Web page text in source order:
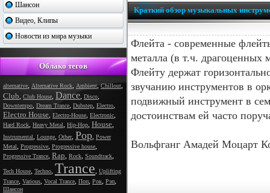
Шансон
Видео, Клипы
Новости из мира музыки
Облако тегов
alternative, Alternative Rock, Ambient, Chillout,
Club, Club House, Dance, Disco,
Downtempo, Dream Trance, Dubstep, Electro,
Electro House, Electro-House, Electronic,
Hard Rock, Heavy Metal, Hip-Hop, House,
Instrumental, Lounge, Other, Pop, Power
Metal, Progressive, Progressive house,
Progressive Trance, Rap, Rock, Soundtrack,
Tech House, Techno, Trance, Uplifting
Trance, Various, Vocal Trance, Поп, Рок, Рэп,
Шансон
Краткий обзор музыкальных
Флейта - современные
металла (в т.ч. драгоценных
Флейту держат
звучанию инструментов в
подвижный инструмент в
достоинствам ей часто
Вольфганг Амадей Моцарт